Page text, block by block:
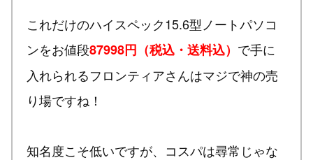
これだけのハイスペック15.6型ノートパソコ
ンをお値段87998円（税込・送料込） で手に
入れられるフロンティアさんはマジで神の売
り場ですね！
知名度こそ低いですが、コスパは尋常じゃな